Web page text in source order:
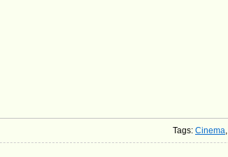
Tags: Cinema,